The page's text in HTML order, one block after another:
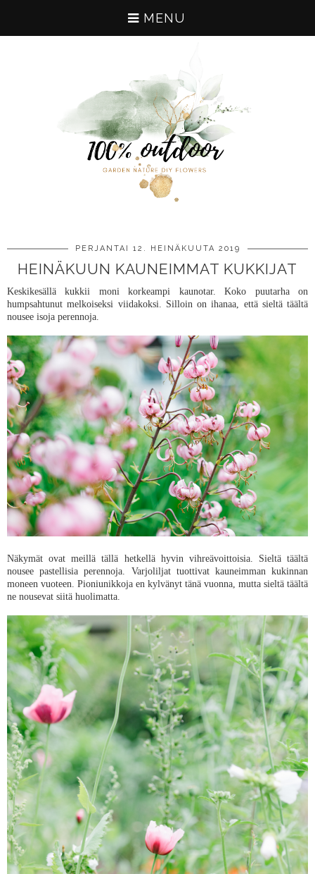
MENU
PERJANTAI 12. HEINÄKUUTA 2019
HEINÄKUUN KAUNEIMMAT KUKKIJAT
Keskikesällä kukkii moni korkeampi kaunotar. Koko puutarha on
humpsahtunut melkoiseksi viidakoksi. Silloin on ihanaa, että sieltä täältä
nousee isoja perennoja.
Näkymät ovat meillä tällä hetkellä hyvin vihreävoittoisia. Sieltä täältä
nousee pastellisia perennoja. Varjoliljat tuottivat kauneimman kukinnan
moneen vuoteen. Pioniunikkoja en kylvänyt tänä vuonna, mutta sieltä täältä
ne nousevat siitä huolimatta.